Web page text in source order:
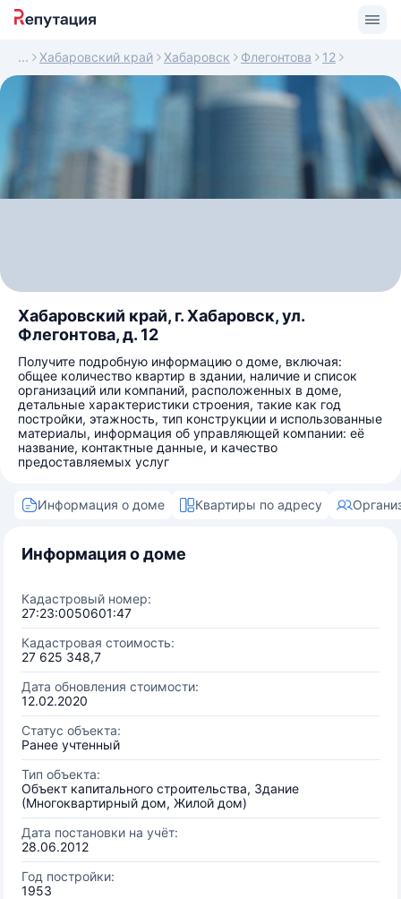
Хабаровский край Хабаровск Флегонтова 12
Хабаровский край, г. Хабаровск, ул.
Флегонтова, д. 12
Получите подробную информацию о доме, включая:
общее количество квартир в здании, наличие и список
организаций или компаний, расположенных в доме,
детальные характеристики строения, такие как год
постройки, этажность, тип конструкции и использованные
материалы, информация об управляющей компании: её
название, контактные данные, и качество
предоставляемых услуг
Информация о доме Квартиры по адресу
Информация о доме
Кадастровый номер:
27:23:0050601:47
Кадастровая стоимость:
27 625 348,7
Дата обновления стоимости:
12.02.2020
Статус объекта:
Ранее учтенный
Тип объекта:
Объект капитального строительства, Здание
(Многоквартирный дом, Жилой дом)
Дата постановки на учёт:
28.06.2012
Год постройки:
1953